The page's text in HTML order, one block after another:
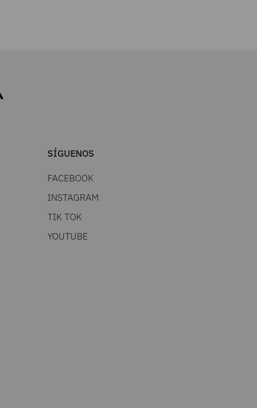
SÍGUENOS
FACEBOOK
INSTAGRAM
TIK TOK
YOUTUBE